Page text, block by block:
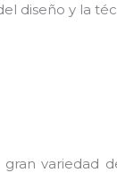
diseño y la
variedad